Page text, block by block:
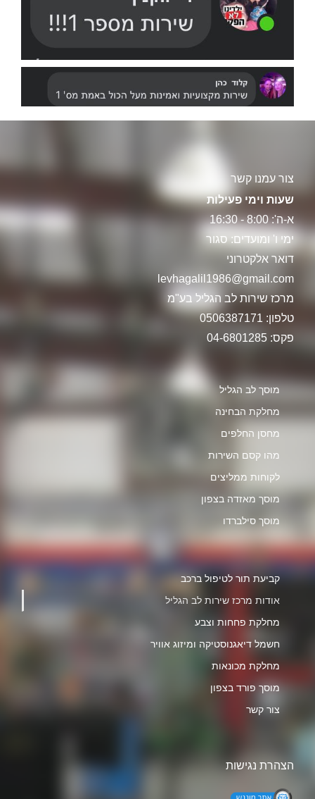
צור עמנו קשר
שעות וימי פעילות
א-ה': 8:00 - 16:30
ימי ו' ומועדים: סגור
דואר אלקטרוני
levhagalil1986@gmail.com
מרכז שירות לב הגליל בע"מ
טלפון: 0506387171
פקס: 04-6801285
מוסך לב הגליל
מחלקת הבחינה
מחסן החלפים
מהו קסם השירות
לקוחות ממליצים
מוסך מאזדה בצפון
מוסך סילברדו
קביעת תור לטיפול ברכב
אודות מרכז שירות לב הגליל
מחלקת פחחות וצבע
חשמל דיאגנוסטיקה ומיזוג אוויר
מחלקת מכונאות
מוסך פורד בצפון
צור קשר
הצהרת נגישות